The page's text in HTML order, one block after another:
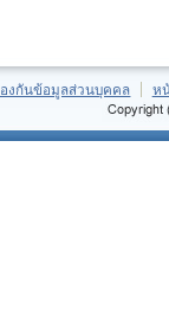
งกันข้อมูลส่วนบุคคล ห